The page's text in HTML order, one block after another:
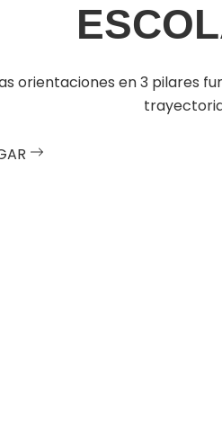
orientaciones en 3 pilares